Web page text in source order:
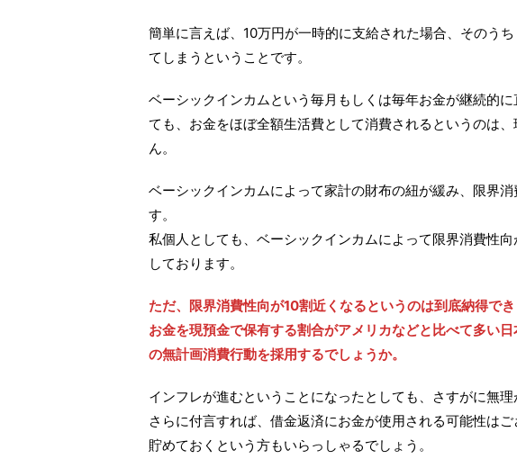
簡単に言えば、10万円が一時的に支給された場合、そのう
てしまうということです。
ベーシックインカムという毎月もしくは毎年お金が継続的
ても、お金をほぼ全額生活費として消費されるというのは
ん。
ベーシックインカムによって家計の財布の紐が緩み、限界
す。
私個人としても、ベーシックインカムによって限界消費性
しております。
ただ、限界消費性向が10割近くなるというのは到底納得でき
お金を現預金で保有する割合がアメリカなどと比べて多い
の無計画消費行動を採用するでしょうか。
インフレが進むということになったとしても、さすがに無理
さらに付言すれば、借金返済にお金が使用される可能性は
貯めておくという方もいらっしゃるでしょう。